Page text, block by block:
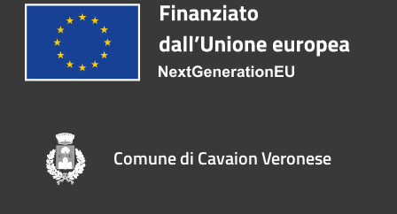
Comune di Cavaion Veronese